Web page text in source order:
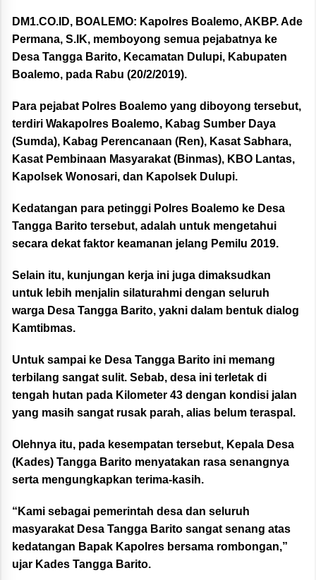
DM1.CO.ID, BOALEMO: Kapolres Boalemo, AKBP. Ade
Permana, S.IK, memboyong semua pejabatnya ke
Desa Tangga Barito, Kecamatan Dulupi, Kabupaten
Boalemo, pada Rabu (20/2/2019).
Para pejabat Polres Boalemo yang diboyong tersebut,
terdiri Wakapolres Boalemo, Kabag Sumber Daya
(Sumda), Kabag Perencanaan (Ren), Kasat Sabhara,
Kasat Pembinaan Masyarakat (Binmas), KBO Lantas,
Kapolsek Wonosari, dan Kapolsek Dulupi.
Kedatangan para petinggi Polres Boalemo ke Desa
Tangga Barito tersebut, adalah untuk mengetahui
secara dekat faktor keamanan jelang Pemilu 2019.
Selain itu, kunjungan kerja ini juga dimaksudkan
untuk lebih menjalin silaturahmi dengan seluruh
warga Desa Tangga Barito, yakni dalam bentuk dialog
Kamtibmas.
Untuk sampai ke Desa Tangga Barito ini memang
terbilang sangat sulit. Sebab, desa ini terletak di
tengah hutan pada Kilometer 43 dengan kondisi jalan
yang masih sangat rusak parah, alias belum teraspal.
Olehnya itu, pada kesempatan tersebut, Kepala Desa
(Kades) Tangga Barito menyatakan rasa senangnya
serta mengungkapkan terima-kasih.
“Kami sebagai pemerintah desa dan seluruh
masyarakat Desa Tangga Barito sangat senang atas
kedatangan Bapak Kapolres bersama rombongan,”
ujar Kades Tangga Barito.